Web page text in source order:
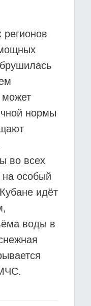
регионов
может
нормы
во всех
на особый
идёт
воды в